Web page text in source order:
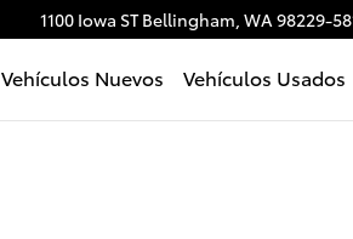
1100 Iowa ST Bellingham, WA98229-
Vehículos Nuevos Vehículos Usados